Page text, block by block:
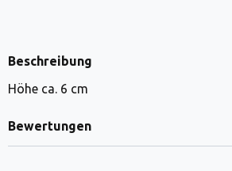
Beschreibung
Höhe ca. 6 cm
Bewertungen